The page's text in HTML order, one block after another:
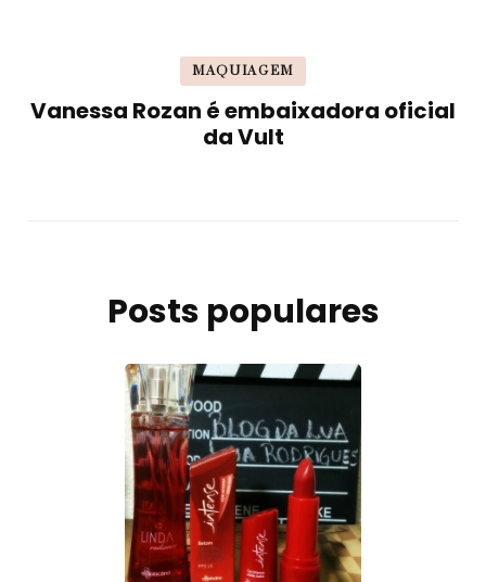
MAQUIAGEM
Vanessa Rozan é embaixadora oficial
da Vult
Posts populares